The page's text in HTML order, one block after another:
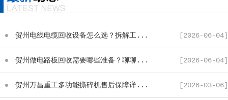
[2026-06-04]
贺州电线电缆回收设备怎么选？拆解工...
[2026-06-04]
贺州做电路板回收需要哪些准备？聊聊...
[2026-03-06]
贺州万昌重工多功能撕碎机售后保障详...